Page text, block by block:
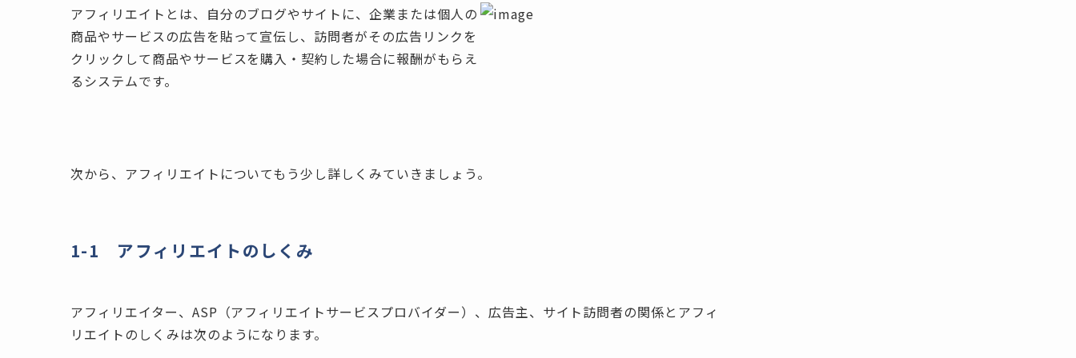
アフィリエイトとは、自分のブログやサイトに、企業または個人の
商品やサービスの広告を貼って宣伝し、訪問者がその広告リンクを
クリックして商品やサービスを購入・契約した場合に報酬がもらえ
るシステムです。
次から、アフィリエイトについてもう少し詳しくみていきましょう。
1-1 アフィリエイトのしくみ
アフィリエイター、ASP（アフィリエイトサービスプロバイダー）、広告主、サイト訪問者の関係とアフィ
リエイトのしくみは次のようになります。